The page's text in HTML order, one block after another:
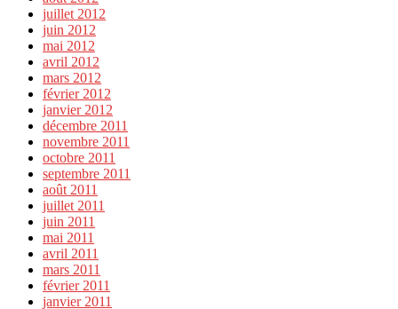
juillet 2012
juin 2012
mai 2012
avril 2012
mars 2012
février 2012
janvier 2012
décembre 2011
novembre 2011
octobre 2011
septembre 2011
août 2011
juillet 2011
juin 2011
mai 2011
avril 2011
mars 2011
février 2011
janvier 2011